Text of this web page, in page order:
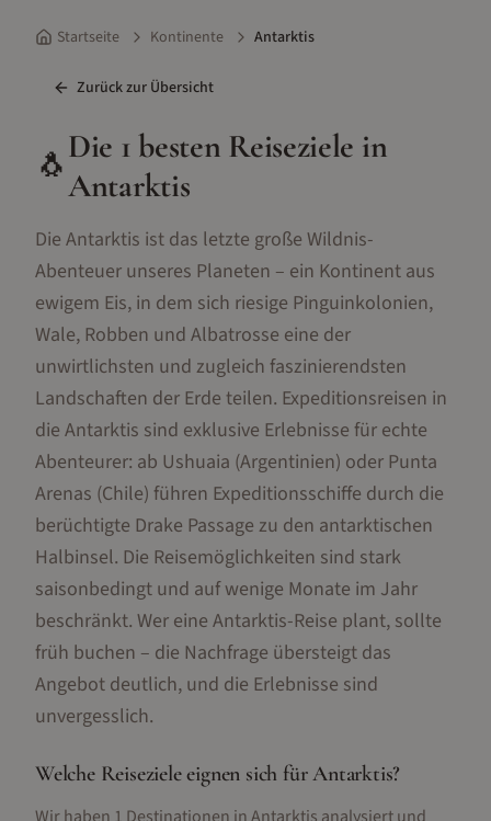
Startseite Kontinente Antarktis
Zurück zur Übersicht
🐧Die 1besten Reiseziele in
Antarktis
Die Antarktis ist das letzte große Wildnis-
Abenteuer unseres Planeten – ein Kontinent aus
ewigem Eis, in dem sich riesige Pinguinkolonien,
Wale, Robben und Albatrosse eine der
unwirtlichsten und zugleich faszinierendsten
Landschaften der Erde teilen. Expeditionsreisen in
die Antarktis sind exklusive Erlebnisse für echte
Abenteurer: ab Ushuaia (Argentinien) oder Punta
Arenas (Chile) führen Expeditionsschiffe durch die
berüchtigte Drake Passage zu den antarktischen
Halbinsel. Die Reisemöglichkeiten sind stark
saisonbedingt und auf wenige Monate im Jahr
beschränkt. Wer eine Antarktis-Reise plant, sollte
früh buchen – die Nachfrage übersteigt das
Angebot deutlich, und die Erlebnisse sind
unvergesslich.
Welche Reiseziele eignen sich fürAntarktis?